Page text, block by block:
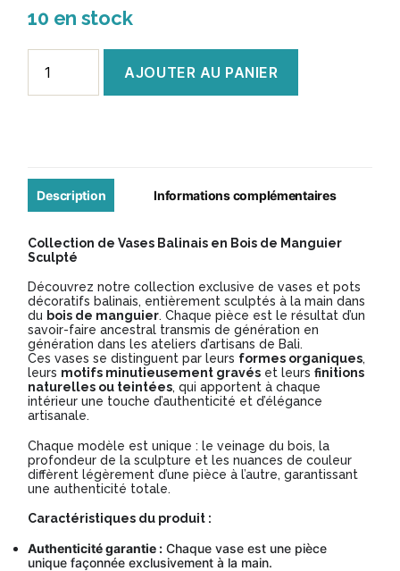
10 en stock
Manguier
-
VB042
AJOUTER AU PANIER
Description Informations complémentaires
Collection de Vases Balinais en Bois de Manguier
Sculpté
Découvrez notre collection exclusive de vases et pots
décoratifs balinais, entièrement sculptés à la main dans
du bois de manguier. Chaque pièce est le résultat d’un
savoir-faire ancestral transmis de génération en
génération dans les ateliers d’artisans de Bali.
Ces vases se distinguent par leurs formes organiques,
leurs motifs minutieusement gravés et leursfinitions
naturelles ou teintées, qui apportent à chaque
intérieur une touche d’authenticité et d’élégance
artisanale.
Chaque modèle est unique : le veinage du bois, la
profondeur de la sculpture et les nuances de couleur
diffèrent légèrement d’une pièce à l’autre, garantissant
une authenticité totale.
Caractéristiques du produit :
Authenticité garantie : Chaque vase est une pièce
unique façonnée exclusivement à la main.